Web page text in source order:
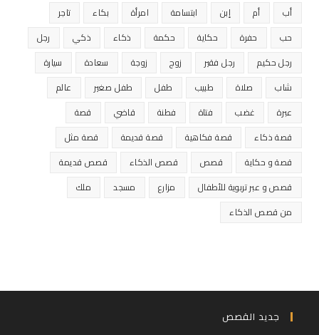
أب أم إبن ابتسامة امرأة بكاء
تاجر
حب
حفرة حكاية حكمة ذكاء ذكي
رجل
رجل حكيم
رجل فقير زوج زوجة سعادة
سيارة
شاب
صلاة طبيب طفل طفل صغير
عالم
عبرة
غضب فتاة فطنة قاضي
قصة
قصة ذكاء
قصة فكاهية قصة قديمة
قصة مثل
قصة و حكاية
قصص قصص الذكاء
قصص قديمة
قصص و عبر تربوية للأطفال
مزارع مسجد
ملك
من قصص الذكاء
جديد القصص